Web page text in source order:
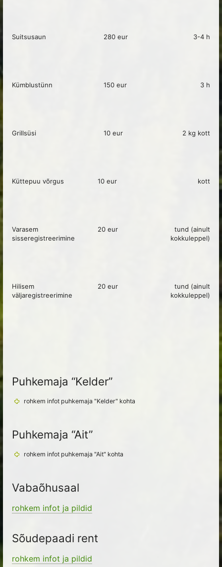
Suitsusaun 280 eur 3-4 h
Kümblustünn 150 eur 3 h
Grillsüsi 10 eur 2 kg kott
Küttepuu võrgus 10 eur kott
Varasem
sisseregistreerimine
20 eur
tund (ainult
kokkuleppel)
Hilisem
väljaregistreerimine
20 eur
tund (ainult
kokkuleppel)
Puhkemaja “Kelder”
rohkem infot puhkemaja "Kelder" kohta
Puhkemaja “Ait”
rohkem infot puhkemaja "Ait" kohta
Vabaõhusaal
rohkem infot ja pildid
Sõudepaadi rent
rohkem infot ja pildid